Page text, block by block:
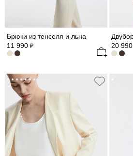
Брюки из тенселя и льна
11 990 ₽
20 990